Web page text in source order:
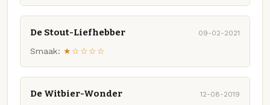
De Stout-Liefhebber 09-02-2021
Smaak: ★☆☆☆☆
De Witbier-Wonder 12-08-2019